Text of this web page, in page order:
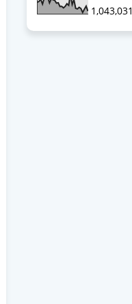
1,043,031